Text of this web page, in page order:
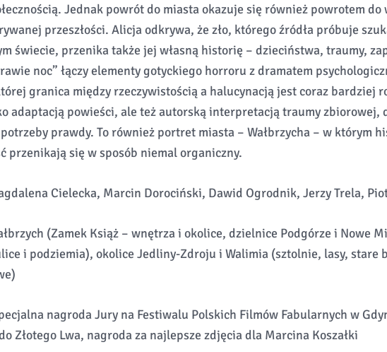
Jednak powrót do miasta okazuje się również powrotem do
przeszłości. Alicja odkrywa, że zło, którego źródła próbuje
świecie, przenika także jej własną historię – dzieciństwa, traumy,
noc” łączy elementy gotyckiego horroru z dramatem
granica między rzeczywistością a halucynacją jest coraz bardziej
adaptacją powieści, ale też autorską interpretacją traumy zbiorowej,
prawdy. To również portret miasta – Wałbrzycha – w którym
przenikają się w sposób niemal organiczny.
Cielecka, Marcin Dorociński, Dawid Ogrodnik, Jerzy Trela,
(Zamek Książ – wnętrza i okolice, dzielnice Podgórze i Nowe
i podziemia), okolice Jedliny-Zdroju i Walimia (sztolnie, lasy, stare
nagroda Jury na Festiwalu Polskich Filmów Fabularnych w
Złotego Lwa, nagroda za najlepsze zdjęcia dla Marcina Koszałki